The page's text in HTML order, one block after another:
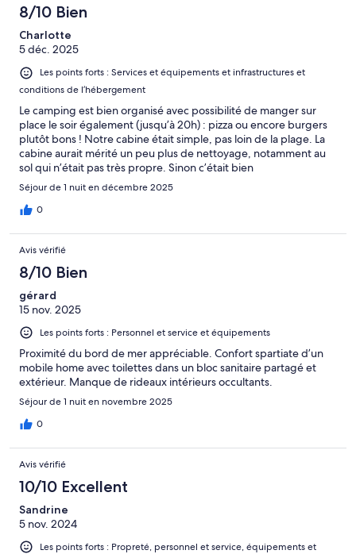
8/10 Bien
Charlotte
5 déc. 2025
Les points forts : Services et équipements et infrastructures et
conditions de l’hébergement
Le camping est bien organisé avec possibilité de manger sur
place le soir également (jusqu’à 20h) : pizza ou encore burgers
plutôt bons ! Notre cabine était simple, pas loin de la plage. La
cabine aurait mérité un peu plus de nettoyage, notamment au
sol qui n’était pas très propre. Sinon c’était bien
Séjour de 1 nuit en décembre 2025
0
Avis vérifié
8/10 Bien
gérard
15 nov. 2025
Les points forts : Personnel et service et équipements
Proximité du bord de mer appréciable. Confort spartiate d’un
mobile home avec toilettes dans un bloc sanitaire partagé et
extérieur. Manque de rideaux intérieurs occultants.
Séjour de 1 nuit en novembre 2025
0
Avis vérifié
10/10 Excellent
Sandrine
5 nov. 2024
Les points forts : Propreté, personnel et service, équipements et